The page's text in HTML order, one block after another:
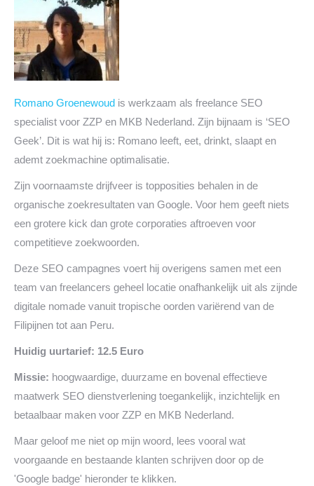
Romano Groenewoud is werkzaam als freelance SEO
specialist voor ZZP en MKB Nederland. Zijn bijnaam is ‘SEO
Geek’. Dit is wat hij is: Romano leeft, eet, drinkt, slaapt en
ademt zoekmachine optimalisatie.
Zijn voornaamste drijfveer is topposities behalen in de
organische zoekresultaten van Google. Voor hem geeft niets
een grotere kick dan grote corporaties aftroeven voor
competitieve zoekwoorden.
Deze SEO campagnes voert hij overigens samen met een
team van freelancers geheel locatie onafhankelijk uit als zijnde
digitale nomade vanuit tropische oorden variërend van de
Filipijnen tot aan Peru.
Huidig uurtarief: 12.5 Euro
Missie: hoogwaardige, duurzame en bovenal effectieve
maatwerk SEO dienstverlening toegankelijk, inzichtelijk en
betaalbaar maken voor ZZP en MKB Nederland.
Maar geloof me niet op mijn woord, lees vooral wat
voorgaande en bestaande klanten schrijven door op de
'Google badge' hieronder te klikken.